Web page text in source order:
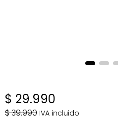
$ 29.990
$39.990 IVA incluido